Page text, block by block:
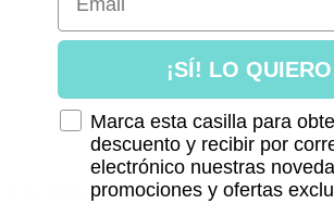
de brillo. El top es de cuello halter y
¡SÍ! LO QUIERO
Marca esta casilla para
descuento y recibir por
electrónico nuestras
promociones y ofertas